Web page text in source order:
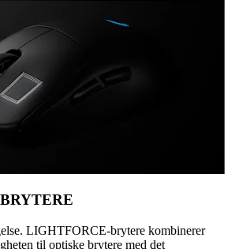
LIGHTFORCE-brytere kombinerer
til optiske brytere med det